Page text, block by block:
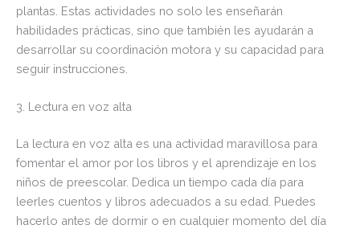
plantas. Estas actividades no solo les enseñarán
habilidades prácticas, sino que también les ayudarán a
desarrollar su coordinación motora y su capacidad para
seguir instrucciones.
3. Lectura en voz alta
La lectura en voz alta es una actividad maravillosa para
fomentar el amor por los libros y el aprendizaje en los
niños de preescolar. Dedica un tiempo cada día para
leerles cuentos y libros adecuados a su edad. Puedes
hacerlo antes de dormir o en cualquier momento del día